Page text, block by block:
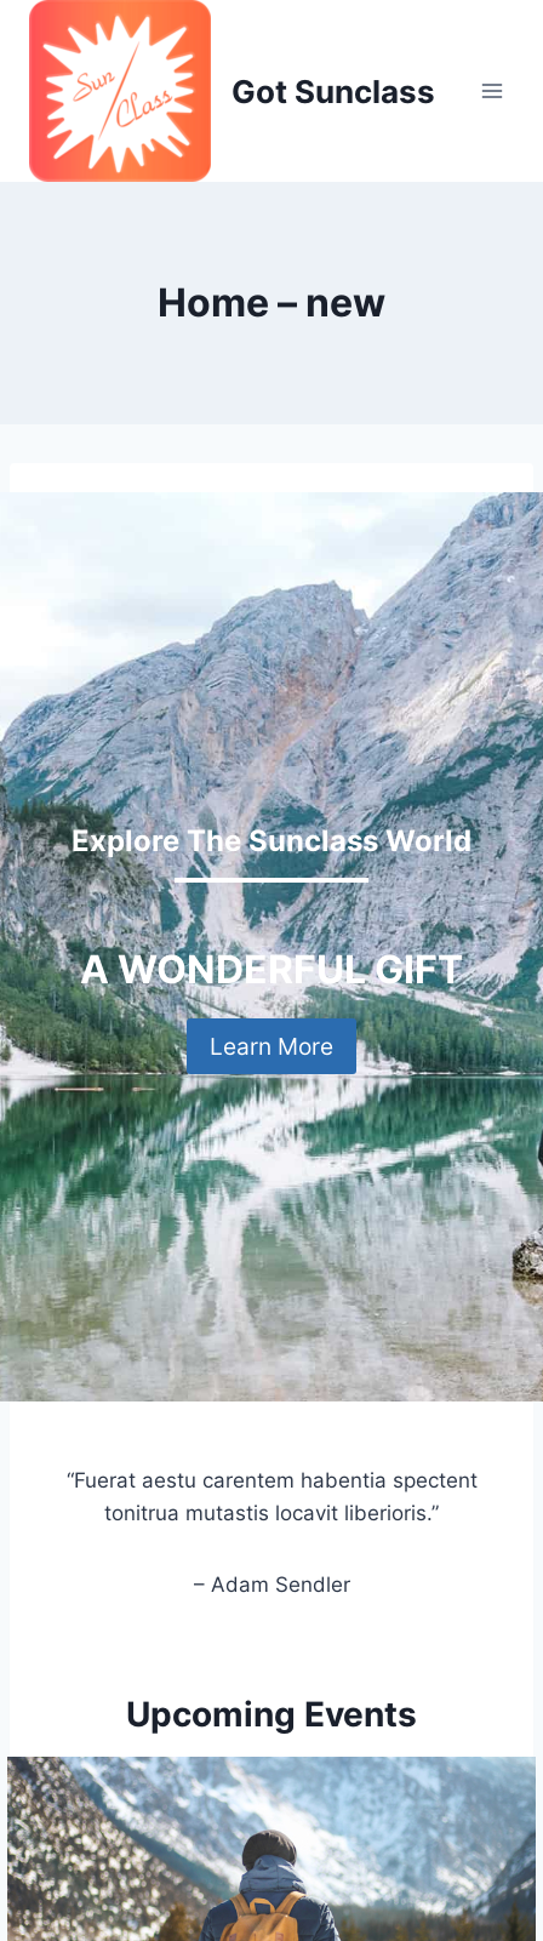
Skip
content
Got Sunclass
Home – new
Explore The Sunclass World
A WONDERFUL GIFT
Learn More
“Fuerat aestu carentem habentia spectent
tonitrua mutastis locavit liberioris.”
– Adam Sendler
Upcoming Events